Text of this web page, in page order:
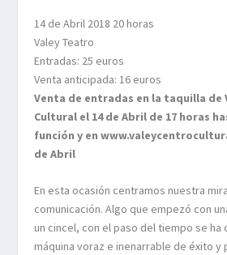
14 de Abril 2018 20 horas
Valey Teatro
Entradas: 25 euros
Venta anticipada: 16 euros
Venta de entradas en la taquilla de
Cultural el 14 de Abril de 17 horas
función y en
de Abril
En esta ocasión centramos nuestra
comunicación. Algo que empezó con
un cincel, con el paso del tiempo se ha
máquina voraz e inenarrable de éxito y